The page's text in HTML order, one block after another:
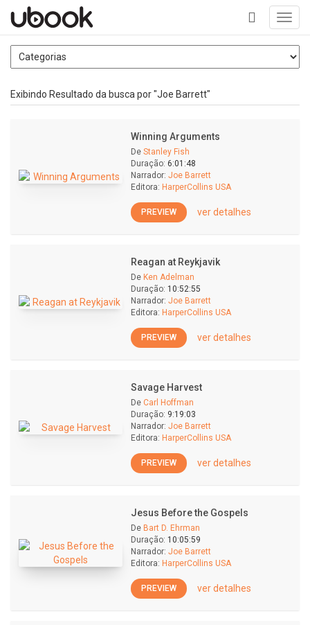
+
Exibindo Resultado da busca por "Joe Barrett"
Winning Arguments
De Stanley Fish
Duração: 6:01:48
Narrador: Joe Barrett
Editora: HarperCollins USA
PREVIEW ver detalhes
Reagan at Reykjavik
De Ken Adelman
Duração: 10:52:55
Narrador: Joe Barrett
Editora: HarperCollins USA
PREVIEW ver detalhes
Savage Harvest
De Carl Hoffman
Duração: 9:19:03
Narrador: Joe Barrett
Editora: HarperCollins USA
PREVIEW ver detalhes
Jesus Before the Gospels
De Bart D. Ehrman
Duração: 10:05:59
Narrador: Joe Barrett
Editora: HarperCollins USA
PREVIEW ver detalhes